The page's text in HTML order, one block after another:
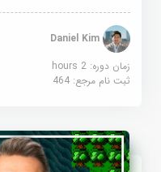
Daniel Kim
زمان دوره: 2 hours
ثبت نام مرجع:464